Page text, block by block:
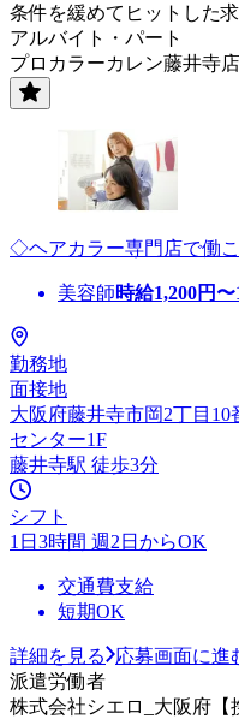
条件を緩めてヒットした
アルバイト・パート
プロカラーカレン藤井寺店
◇ヘアカラー専門店で働
美容師時給1,200円〜
勤務地
面接地
大阪府藤井寺市岡2丁目
センター1F
藤井寺駅 徒歩3分
シフト
1日3時間 週2日からOK
交通費支給
短期OK
詳細を見る
応募画面に進
派遣労働者
株式会社シエロ_大阪府